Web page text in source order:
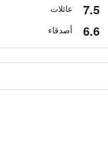
7.5 عائلات
6.6 أصدقاء